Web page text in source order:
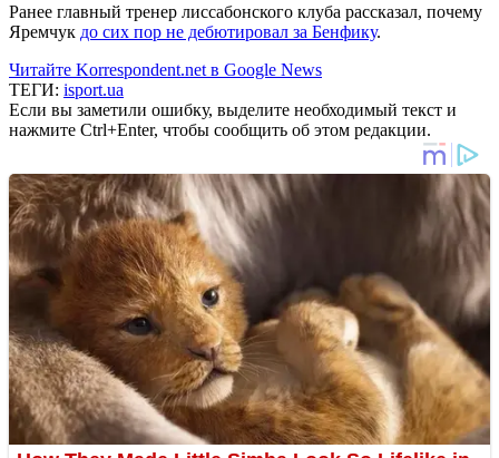
Ранее главный тренер лиссабонского клуба рассказал, почему
Яремчук до сих пор не дебютировал за Бенфику.
Читайте Korrespondent.net в Google News
ТЕГИ: isport.ua
Если вы заметили ошибку, выделите необходимый текст и
нажмите Ctrl+Enter, чтобы сообщить об этом редакции.